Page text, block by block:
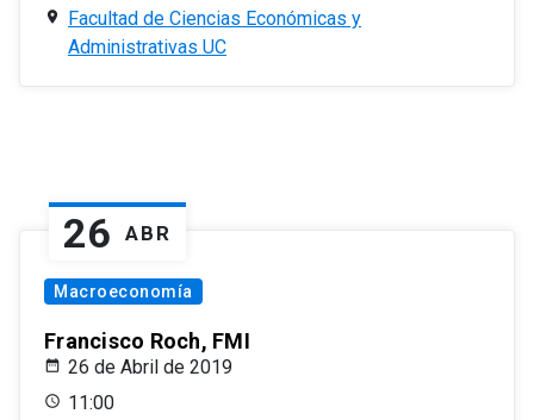
Facultad de Ciencias Económicas y
Administrativas UC
26 ABR
Macroeconomía
Francisco Roch, FMI
26 de Abril de 2019
11:00